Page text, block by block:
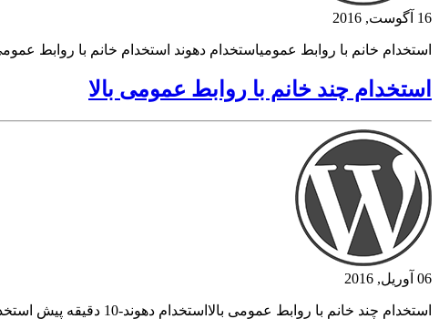
16 آگوست, 2016
استخدام خانم با روابط عمومیاستخدام دهوند استخدام خانم با روابط
استخدام چند خانم با روابط عمومی بالا
06 آوریل, 2016
استخدام چند خانم با روابط عمومی بالااستخدام دهوند-10 دقیقه پیش استخدام چند خانم با روابط عمومی بالا استخدام دهوند-10 دقیقه پیشاستخدام چند خانم با روابط عمومی بالا فروش بک لینک